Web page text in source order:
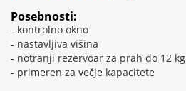
Posebnosti:
- kontrolno okno
- nastavljiva višina
- notranji rezervoar za prah do 12 kg
- primeren za večje kapacitete